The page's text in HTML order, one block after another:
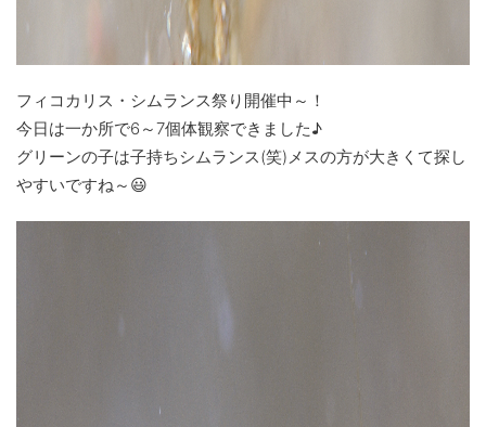
フィコカリス・シムランス祭り開催中～！
今日は一か所で6～7個体観察できました♪
グリーンの子は子持ちシムランス(笑)メスの方が大きくて探し
やすいですね～😃